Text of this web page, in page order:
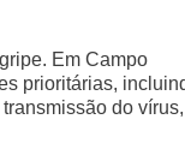
Em Campo
prioritárias,
do vírus,